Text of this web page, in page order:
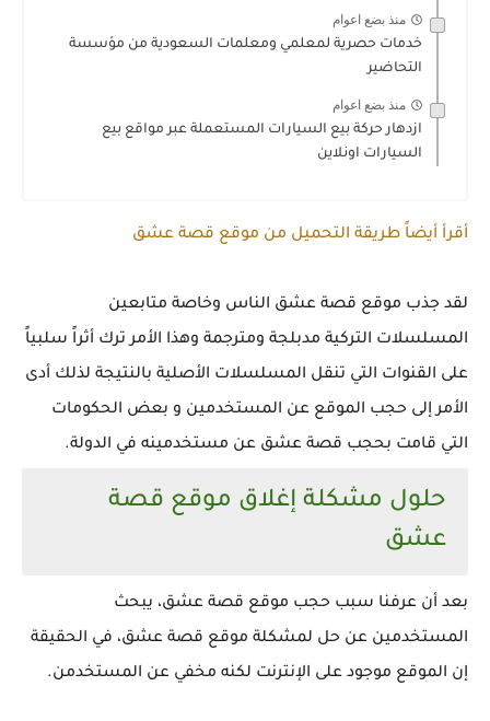
منذ بضع اعوام
خدمات حصرية لمعلمي ومعلمات السعودية من مؤسسة
التحاضير
منذ بضع اعوام
ازدهار حركة بيع السيارات المستعملة عبر مواقع بيع
السيارات اونلاين
أقرأ أيضاً طريقة التحميل من موقع قصة عشق
لقد جذب موقع قصة عشق الناس وخاصة متابعين
المسلسلات التركية مدبلجة ومترجمة وهذا الأمر ترك أثراً سلبياً
على القنوات التي تنقل المسلسلات الأصلية بالنتيجة لذلك أدى
الأمر إلى حجب الموقع عن المستخدمين و بعض الحكومات
التي قامت بحجب قصة عشق عن مستخدمينه في الدولة.
حلول مشكلة إغلاق موقع قصة
عشق
بعد أن عرفنا سبب حجب موقع قصة عشق، يبحث
المستخدمين عن حل لمشكلة موقع قصة عشق، في الحقيقة
إن الموقع موجود على الإنترنت لكنه مخفي عن المستخدمن.